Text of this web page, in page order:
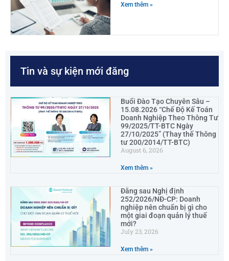
Xem thêm »
Tin và sự kiện mới đăng
Buổi Đào Tạo Chuyên Sâu –
15.08.2026 “Chế Độ Kế Toán
Doanh Nghiệp Theo Thông Tư
99/2025/TT-BTC Ngày
27/10/2025” (Thay thế Thông
tư 200/2014/TT-BTC)
August 6, 2026
Xem thêm »
Đằng sau Nghị định
252/2026/NĐ-CP: Doanh
nghiệp nên chuẩn bị gì cho
một giai đoạn quản lý thuế
mới?
July 23, 2026
Xem thêm »